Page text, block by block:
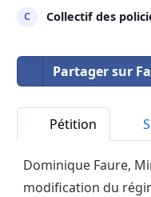
C Collectif des
Partager sur
Pétition
Dominique Faure,
modification du